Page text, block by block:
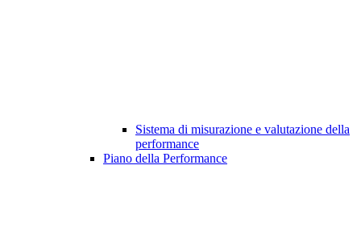
Sistema di misurazione e valutazione della
performance
Piano della Performance